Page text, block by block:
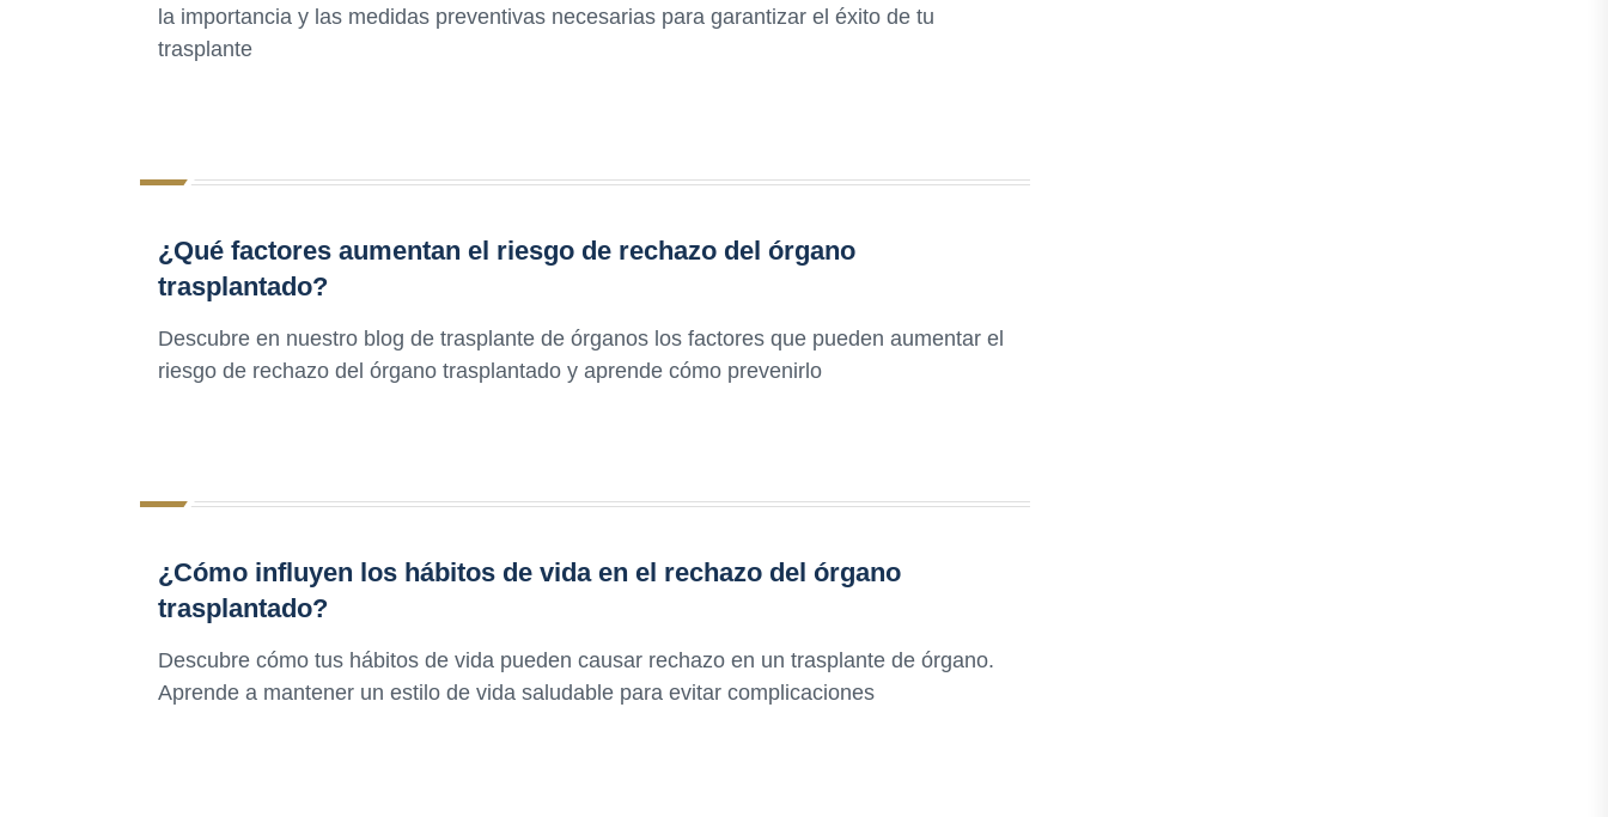
la importancia y las medidas preventivas necesarias para garantizar el éxito de tu
trasplante
¿Qué factores aumentan el riesgo de rechazo del órgano
trasplantado?
Descubre en nuestro blog de trasplante de órganos los factores que pueden aumentar el
riesgo de rechazo del órgano trasplantado y aprende cómo prevenirlo
¿Cómo influyen los hábitos de vida en el rechazo del órgano
trasplantado?
Descubre cómo tus hábitos de vida pueden causar rechazo en un trasplante de órgano.
Aprende a mantener un estilo de vida saludable para evitar complicaciones